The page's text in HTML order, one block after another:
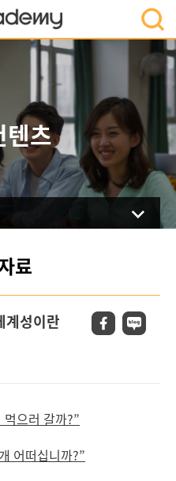
텐츠
료
계성이란
먹으러 갈까?”
어떠십니까?”